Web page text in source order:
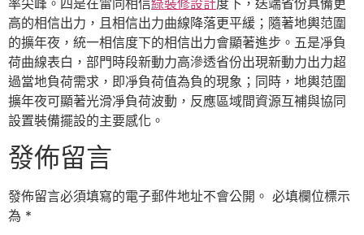
率尖峰。四是在雷同相信綠裝修設計度下，送端省份具備更
高的相信出力，且相信出力曲線降落更平緩；隨著地輿范圍
的擴年夜，統一相信度下的相信出力會顯著進步。五是凈負
荷曲線表白，部門時段新動力高滲透省份出現新動力出力超
過當地負荷需求，即凈負荷值為負的現象；同時，地輿范圍
擴年夜可顯著光滑凈負荷波動，反應區域間資源互補與協同
設置裝備擺設的主要感化。
發佈留言
發佈留言必須填寫的電子郵件地址不會公開。 必填欄位標示
為 *